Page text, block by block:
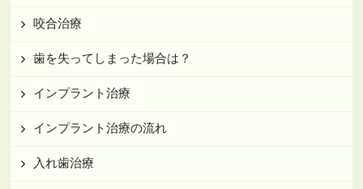
咬合治療
歯を失ってしまった場合は？
インプラント治療
インプラント治療の流れ
入れ歯治療